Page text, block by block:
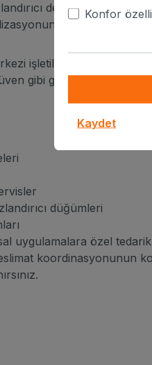
destekli iş
veya özel
işletilebilirliği
gibi güvenlik temel
düğümleri
uygulamalara özel tedarik
koordinasyonunun
Konfor
Kaydet